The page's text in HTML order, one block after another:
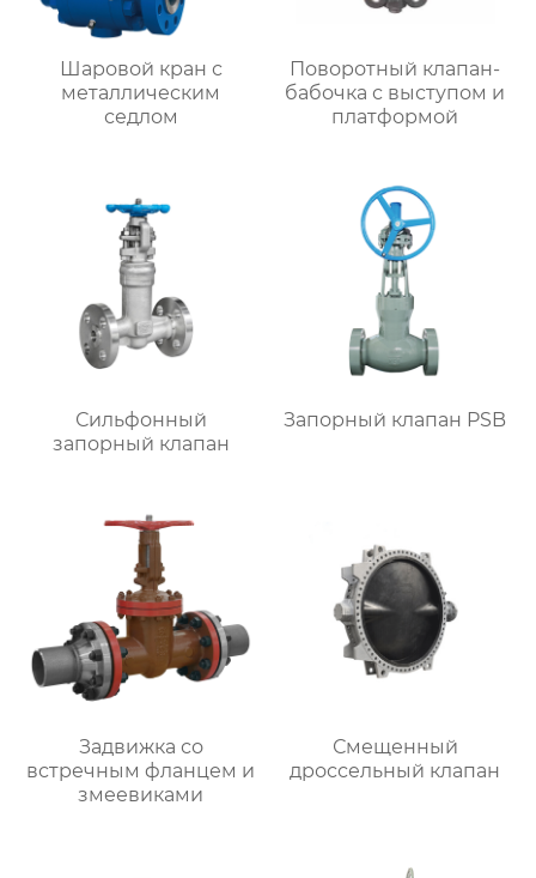
Шаровой кран с
металлическим
седлом
Поворотный клапан-
бабочка с выступом и
платформой
Сильфонный
запорный клапан
Запорный клапан PSB
Задвижка со
встречным фланцем и
змеевиками
Смещенный
дроссельный клапан